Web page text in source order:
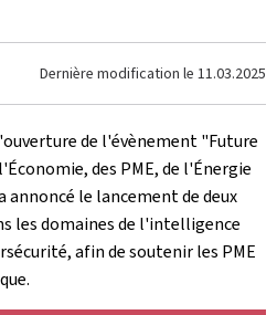
Dernière modification le 11.03.2025
de l'évènement "Future
des PME, de l'Énergie
annoncé le lancement de deux
les domaines de l'intelligence
afin de soutenir les PME